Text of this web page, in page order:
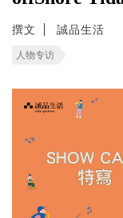
撰文 誠品生活
人物专访